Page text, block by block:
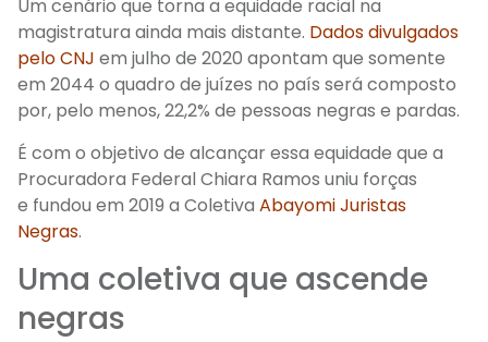
Um cenário que torna a equidade racial na
magistratura ainda mais distante. Dados divulgados
pelo CNJ em julho de 2020 apontam que somente
em 2044 o quadro de juízes no país será composto
por, pelo menos, 22,2% de pessoas negras e pardas.
É com o objetivo de alcançar essa equidade que a
Procuradora Federal Chiara Ramos uniu forças
e fundou em 2019 a Coletiva Abayomi Juristas
Negras.
Uma coletiva que ascende
negras